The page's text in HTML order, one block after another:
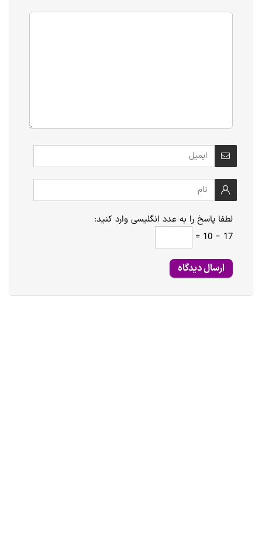
لطفا پاسخ را به عدد انگلیسی وارد کنید:
17 − 10 =